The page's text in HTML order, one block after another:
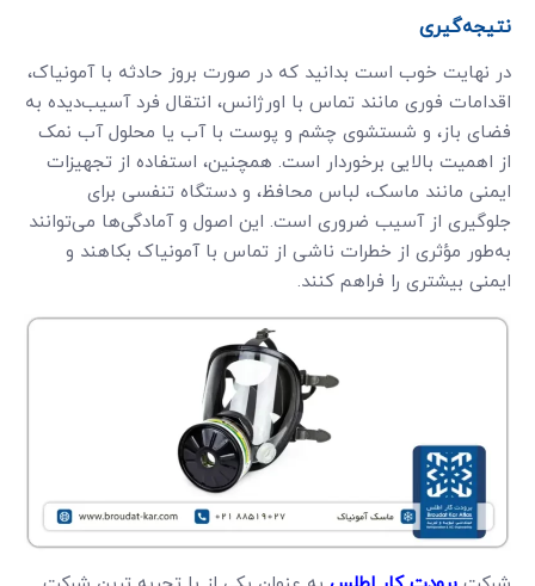
نتیجه‌گیری
در نهایت خوب است بدانید که در صورت بروز حادثه با آمونیاک،
اقدامات فوری مانند تماس با اورژانس، انتقال فرد آسیب‌دیده به
فضای باز، و شستشوی چشم و پوست با آب یا محلول آب نمک
از اهمیت بالایی برخوردار است. همچنین، استفاده از تجهیزات
ایمنی مانند ماسک، لباس محافظ، و دستگاه تنفسی برای
جلوگیری از آسیب ضروری است. این اصول و آمادگی‌ها می‌توانند
به‌طور مؤثری از خطرات ناشی از تماس با آمونیاک بکاهند و
ایمنی بیشتری را فراهم کنند.